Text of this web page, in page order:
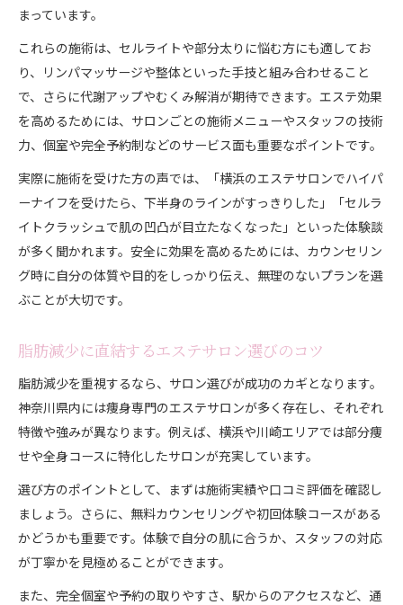
エステ体験談から見るジムとの違い
自分に合う痩身エステ選びのポイント
セルライト悩みにはエステが有効な理由
エステ効果でセルライトを撃退できる仕組み
痩身エステのマシン施術が与える効果とは
足痩せや下半身ケアに強いエステの特徴
神奈川エステで人気のセルライト対策法
セルライトクラッシュを体験した口コミ解説
エステ体験から見えた脂肪冷却の実力
脂肪冷却施術の流れと注意したい点
部分痩せに効く脂肪冷却の選び方ガイド
部分痩せと下半身ケアのエステ活用術
下半身痩せと部分痩せエステの選び方
エステ効果で足痩せを実現する秘訣
神奈川で注目の部分痩せエステ体験談
セルライトケアに強いエステサロンの特徴
効率的な部分痩せを叶えるエステ施術法
まっています。
これらの施術は、セルライトや部分太りに悩む方にも適してお
り、リンパマッサージや整体といった手技と組み合わせること
で、さらに代謝アップやむくみ解消が期待できます。エステ効果
を高めるためには、サロンごとの施術メニューやスタッフの技術
力、個室や完全予約制などのサービス面も重要なポイントです。
実際に施術を受けた方の声では、「横浜のエステサロンでハイパ
ーナイフを受けたら、下半身のラインがすっきりした」「セルラ
イトクラッシュで肌の凹凸が目立たなくなった」といった体験談
が多く聞かれます。安全に効果を高めるためには、カウンセリン
グ時に自分の体質や目的をしっかり伝え、無理のないプランを選
ぶことが大切です。
脂肪減少に直結するエステサロン選びのコツ
脂肪減少を重視するなら、サロン選びが成功のカギとなります。
神奈川県内には痩身専門のエステサロンが多く存在し、それぞれ
特徴や強みが異なります。例えば、横浜や川崎エリアでは部分痩
せや全身コースに特化したサロンが充実しています。
選び方のポイントとして、まずは施術実績や口コミ評価を確認し
ましょう。さらに、無料カウンセリングや初回体験コースがある
かどうかも重要です。体験で自分の肌に合うか、スタッフの対応
が丁寧かを見極めることができます。
また、完全個室や予約の取りやすさ、駅からのアクセスなど、通